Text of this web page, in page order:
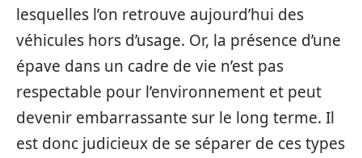
lesquelles l’on retrouve aujourd’hui des
véhicules hors d’usage. Or, la présence d’une
épave dans un cadre de vie n’est pas
respectable pour l’environnement et peut
devenir embarrassante sur le long terme. Il
est donc judicieux de se séparer de ces types